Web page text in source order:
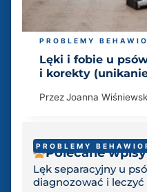
PROBLEMY
Lęki i fobie u
i korekty
PrzezJoanna
Polecane wpisy
PROBLEMY
Lęk separacyjny u
diagnozować i